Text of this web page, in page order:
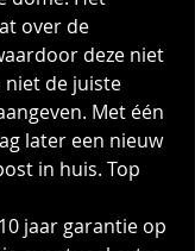
over de
deze niet
niet de juiste
Met één
later een nieuw
in huis. Top
jaar garantie op